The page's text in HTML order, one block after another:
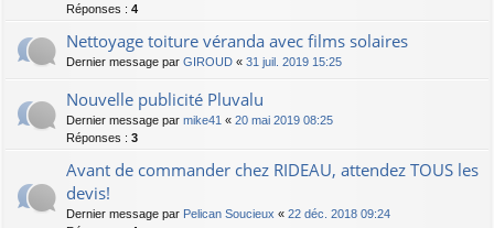
Réponses : 4
Nettoyage toiture véranda avec films solaires
Dernier message par GIROUD « 31 juil. 2019 15:25
Nouvelle publicité Pluvalu
Dernier message par mike41 « 20 mai 2019 08:25
Réponses : 3
Avant de commander chez RIDEAU, attendez TOUS les
devis!
Dernier message par Pelican Soucieux « 22 déc. 2018 09:24